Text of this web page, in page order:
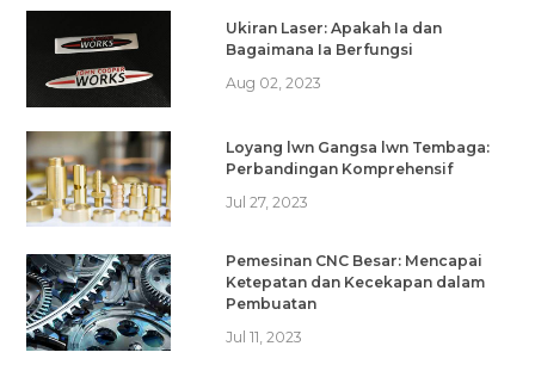
Ukiran Laser: Apakah Ia dan
Bagaimana Ia Berfungsi
Aug 02, 2023
Loyang lwn Gangsa lwn Tembaga:
Perbandingan Komprehensif
Jul 27, 2023
Pemesinan CNC Besar: Mencapai
Ketepatan dan Kecekapan dalam
Pembuatan
Jul 11, 2023